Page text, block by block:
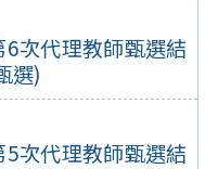
次代理教師甄選結
選)
次代理教師甄選結